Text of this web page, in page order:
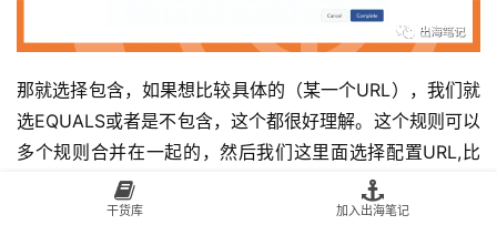
那就选择包含，如果想比较具体的（某一个URL），我们就
选EQUALS或者是不包含，这个都很好理解。这个规则可以
多个规则合并在一起的，然后我们这里面选择配置URL,比
如说place an order。
干货库 加入出海笔记